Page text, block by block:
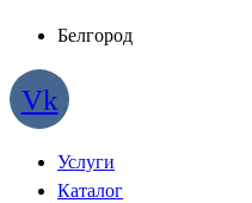
Белгород
Vk
Услуги
Каталог